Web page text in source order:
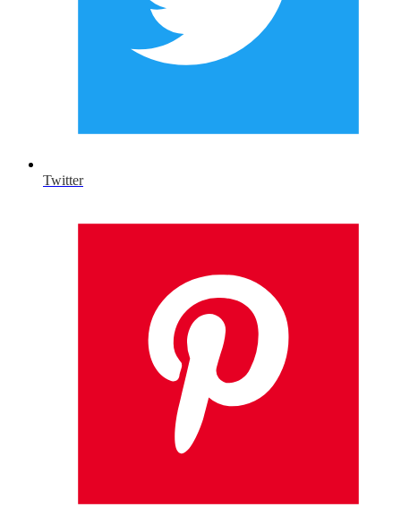
Twitter